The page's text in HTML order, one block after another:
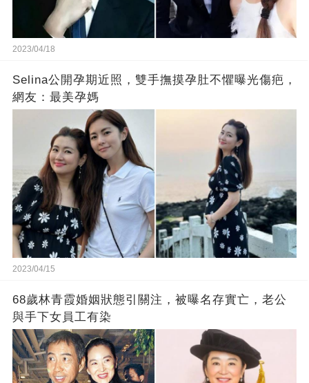
2023/04/18
Selina公開孕期近照，雙手撫摸孕肚不懼曝光傷疤，
網友：最美孕媽
2023/04/15
68歲林青霞婚姻狀態引關注，被曝名存實亡，老公
與手下女員工有染